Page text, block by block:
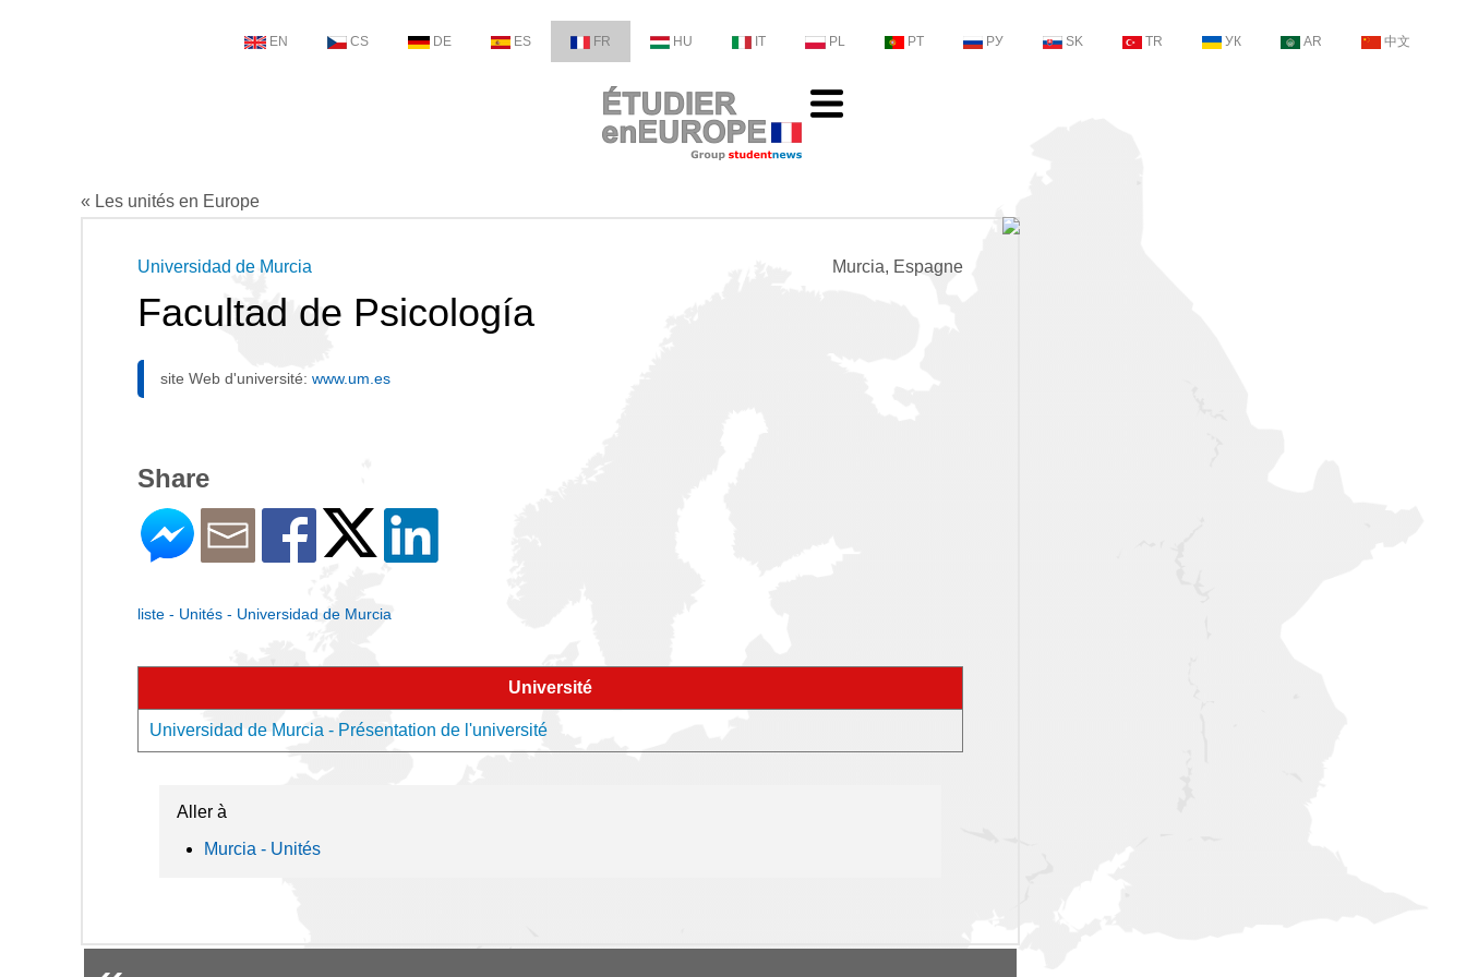
EN CS DE ES FR HU IT PL PT РУ SK TR УК AR 中文
« Les unités en Europe
Murcia, Espagne
Universidad de Murcia
Facultad de Psicología
site Web d'université: www.um.es
Share
liste - Unités - Universidad de Murcia
Université
Universidad de Murcia - Présentation de l'université
Aller à
Murcia - Unités